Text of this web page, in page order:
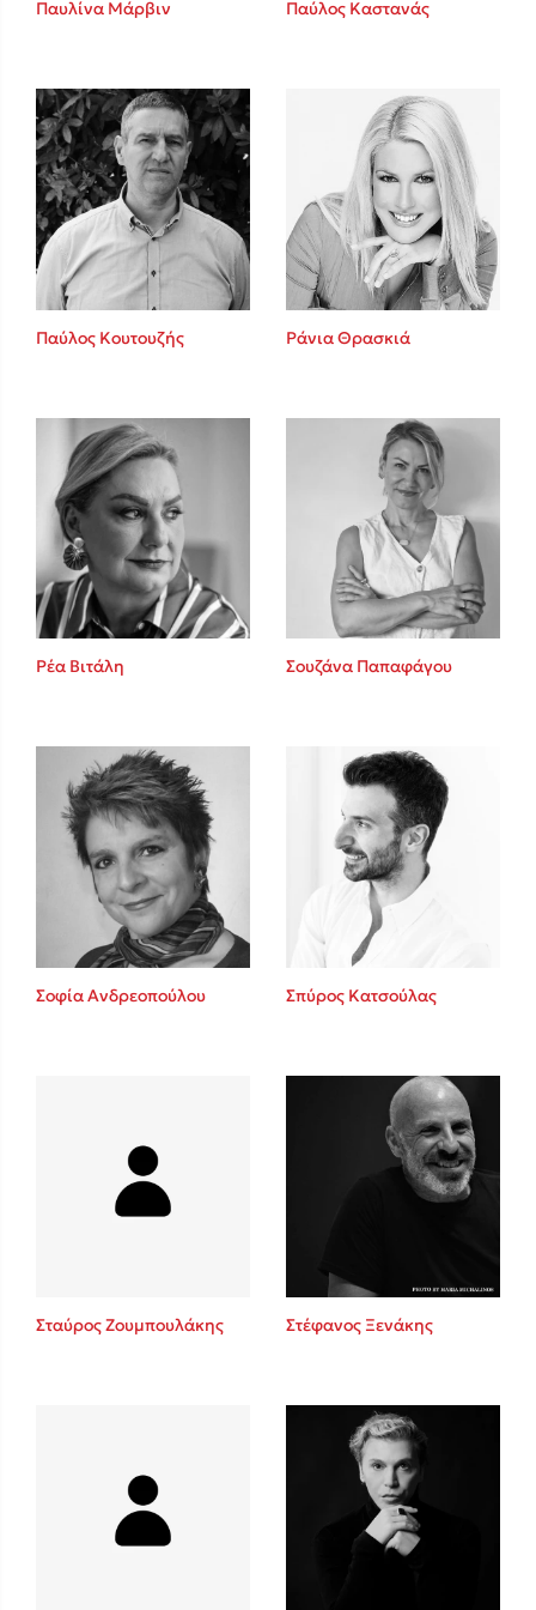
Sebastian Fitzek
Playlist
Το λεξικό της ζωής σου
Το λιμάνι μου είσαι εσύ
Ιωάννης Γλωσσόπουλος
Ένας γίγαντας στο σχολείο
Mel Robbins
Η μέθοδος Αφήστε τους
Παυλίνα Μάρβιν Παύλος Καστανάς
Παύλος Κουτουζής Ράνια Θρασκιά
Ρέα Βιτάλη Σουζάνα Παπαφάγου
Σοφία Ανδρεοπούλου Σπύρος Κατσούλας
Σταύρος Ζουμπουλάκης Στέφανος Ξενάκης